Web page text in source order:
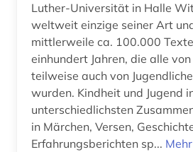
geschichte 1900-2000 (1)
geschichte 1945- (1)
geschichtsunterricht (1)
geschichtswissenschaft (1)
geschlechterforschung (2)
Luther-Universität in Halle
weltweit einzige seiner Art
mittlerweile ca. 100.000
einhundert Jahren, die alle
teilweise auch von
wurden. Kindheit und Jugend
unterschiedlichsten
in Märchen, Versen,
Erfahrungsberichten sp...